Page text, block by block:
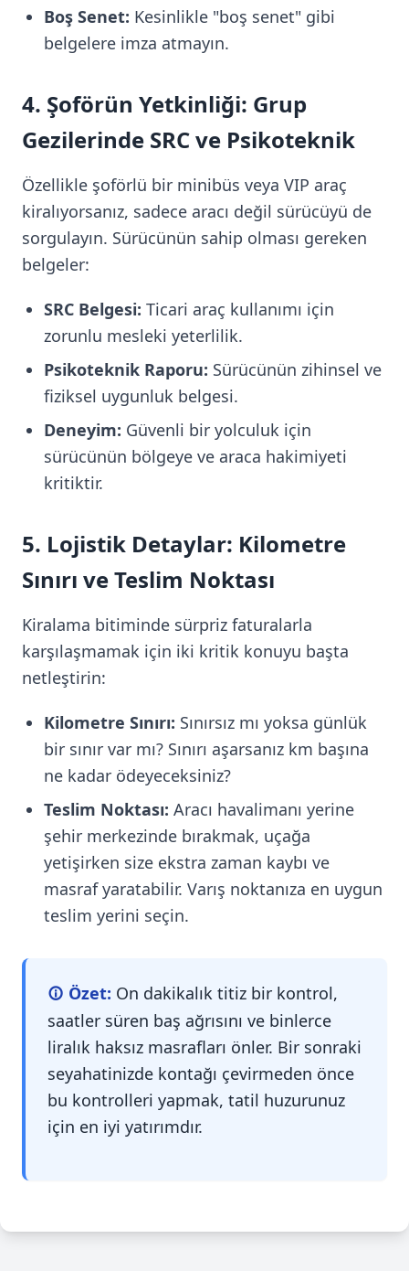
Boş Senet: Kesinlikle "boş senet" gibi
belgelere imza atmayın.
4. Şoförün Yetkinliği: Grup
Gezilerinde SRC ve Psikoteknik
Özellikle şoförlü bir minibüs veya VIP araç
kiralıyorsanız, sadece aracı değil sürücüyü de
sorgulayın. Sürücünün sahip olması gereken
belgeler:
SRC Belgesi: Ticari araç kullanımı için
zorunlu mesleki yeterlilik.
Psikoteknik Raporu: Sürücünün zihinsel ve
fiziksel uygunluk belgesi.
Deneyim: Güvenli bir yolculuk için
sürücünün bölgeye ve araca hakimiyeti
kritiktir.
5. Lojistik Detaylar: Kilometre
Sınırı ve Teslim Noktası
Kiralama bitiminde sürpriz faturalarla
karşılaşmamak için iki kritik konuyu başta
netleştirin:
Kilometre Sınırı: Sınırsız mı yoksa günlük
bir sınır var mı? Sınırı aşarsanız km başına
ne kadar ödeyeceksiniz?
Teslim Noktası: Aracı havalimanı yerine
şehir merkezinde bırakmak, uçağa
yetişirken size ekstra zaman kaybı ve
masraf yaratabilir. Varış noktanıza en uygun
teslim yerini seçin.
Özet: On dakikalık titiz bir kontrol,
saatler süren baş ağrısını ve binlerce
liralık haksız masrafları önler. Bir sonraki
seyahatinizde kontağı çevirmeden önce
bu kontrolleri yapmak, tatil huzurunuz
için en iyi yatırımdır.